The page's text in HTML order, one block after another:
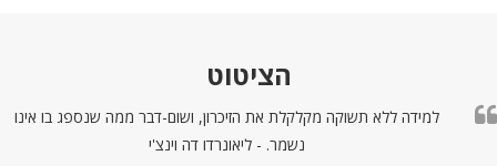
הציטוט
למידה ללא תשוקה מקלקלת את הזיכרון, ושום-דבר ממה שנספג בו אינו
נשמר. - ליאונרדו דה וינצ'י